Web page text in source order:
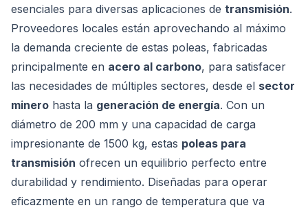
esenciales para diversas aplicaciones de transmisión.
Proveedores locales están aprovechando al máximo
la demanda creciente de estas poleas, fabricadas
principalmente en acero al carbono, para satisfacer
las necesidades de múltiples sectores, desde el sector
minero hasta la generación de energía. Con un
diámetro de 200 mm y una capacidad de carga
impresionante de 1500 kg, estas poleas para
transmisión ofrecen un equilibrio perfecto entre
durabilidad y rendimiento. Diseñadas para operar
eficazmente en un rango de temperatura que va